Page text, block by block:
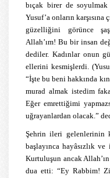
bıçak birer de
Yusuf’a onların karşısına
güzelliğini görünce
Allah’ım! Bu bir insan
dediler. Kadınlar onun
ellerini kesmişlerdi.
“İşte bu beni hakkında
murad almak istedim
Eğer emrettiğimi
uğrayanlardan olacak.”
Şehrin ileri gelenlerinin
başlayınca hayâsızlık
Kurtuluşun ancak
dua etti: “Ey Rabbim!